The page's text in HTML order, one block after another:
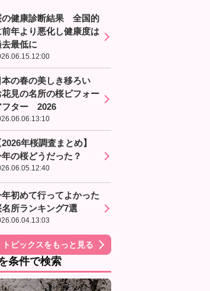
の健康診断結果 全国的
前年より悪化し健康度は
去最低に
本の春の美しき移ろい
花見の名所の桜ビフォー
フター 2026
2026年桜調査まとめ】
の桜どうだった？
年初めて行ってよかった
名所ランキング7選
トピックスをもっと見る
条件で検索